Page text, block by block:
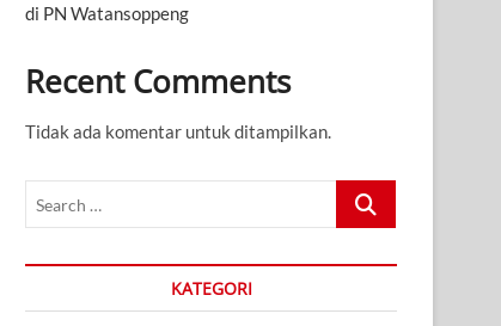
di PN Watansoppeng
Recent Comments
Tidak ada komentar untuk ditampilkan.
Search
KATEGORI